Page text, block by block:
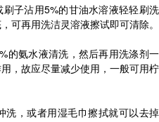
子沾用5%的甘油水溶液轻轻刷洗
可再用洗洁灵溶液擦试即可清除。
的氨水液清洗，然后再用洗涤剂一
，故应尽量减少使用，一般可用柠
，或者用湿毛巾擦拭就可以去掉